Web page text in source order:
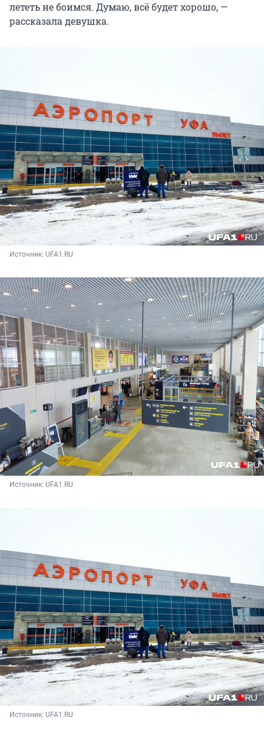
лететь не боимся. Думаю, всё будет хорошо, —
рассказала девушка.
Источник: UFA1.RU
Источник: UFA1.RU
Источник: UFA1.RU